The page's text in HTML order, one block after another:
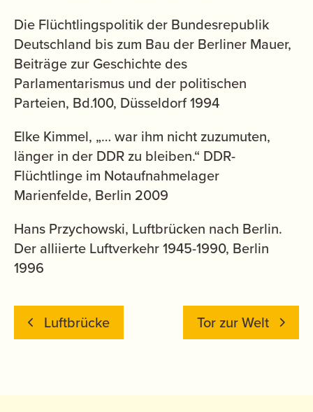
Die Flüchtlingspolitik der Bundesrepublik
Deutschland bis zum Bau der Berliner Mauer,
Beiträge zur Geschichte des
Parlamentarismus und der politischen
Parteien, Bd.100, Düsseldorf 1994
Elke Kimmel, „… war ihm nicht zuzumuten,
länger in der DDR zu bleiben.“ DDR-
Flüchtlinge im Notaufnahmelager
Marienfelde, Berlin 2009
Hans Przychowski, Luftbrücken nach Berlin.
Der alliierte Luftverkehr 1945-1990, Berlin
1996
Luftbrücke Tor zur Welt